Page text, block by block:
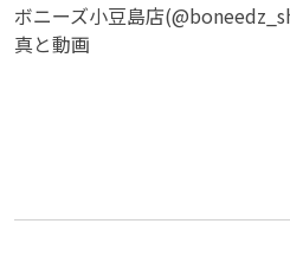
ボニーズ小豆島店
真と動画